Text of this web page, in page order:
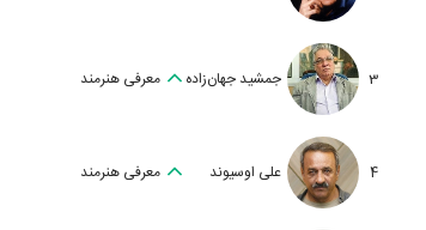
3 جمشید جهان‌زاده معرفی هنرمند
4 علی اوسیوند معرفی هنرمند